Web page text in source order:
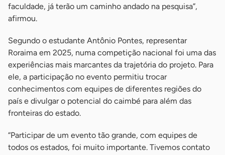
faculdade, já terão um caminho andado na pesquisa”,
afirmou.
Segundo o estudante Antônio Pontes, representar
Roraima em 2025, numa competição nacional foi uma das
experiências mais marcantes da trajetória do projeto. Para
ele, a participação no evento permitiu trocar
conhecimentos com equipes de diferentes regiões do
país e divulgar o potencial do caimbé para além das
fronteiras do estado.
“Participar de um evento tão grande, com equipes de
todos os estados, foi muito importante. Tivemos contato